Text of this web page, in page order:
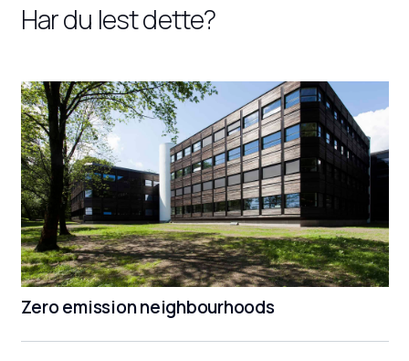
Har du lest dette?
Zero emission neighbourhoods